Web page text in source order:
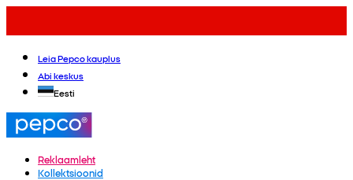
Leia Pepco kauplus
Abi keskus
Eesti
Reklaamleht
Kollektsioonid